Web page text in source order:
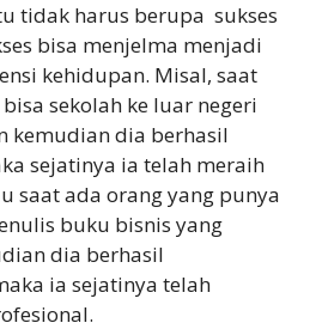
tidak harus berupa sukses
bisa menjelma menjadi
kehidupan. Misal, saat
sekolah ke luar negeri
kemudian dia berhasil
sejatinya ia telah meraih
saat ada orang yang punya
buku bisnis yang
dia berhasil
ia sejatinya telah